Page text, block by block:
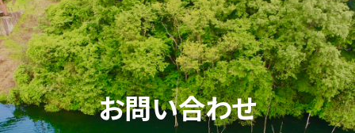
お問い合わせ